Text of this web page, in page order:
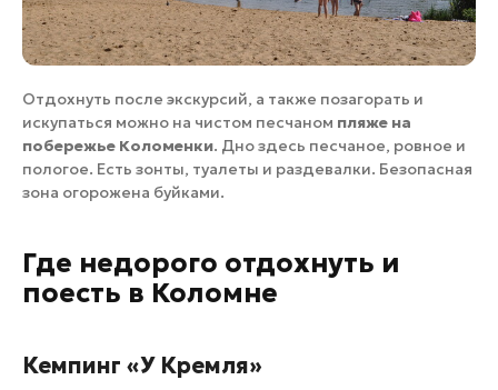
Отдохнуть после экскурсий, а также позагорать и
искупаться можно на чистом песчаном пляже на
побережье Коломенки. Дно здесь песчаное, ровное и
пологое. Есть зонты, туалеты и раздевалки. Безопасная
зона огорожена буйками.
Где недорого отдохнуть и
поесть в Коломне
Кемпинг «У Кремля»